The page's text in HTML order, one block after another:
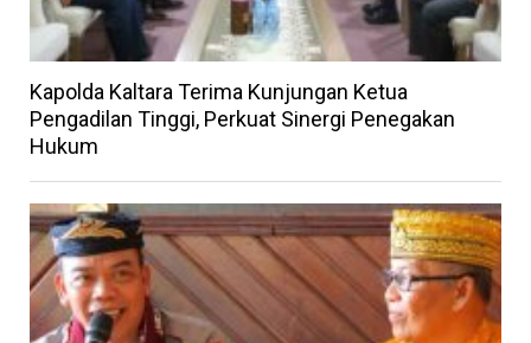
Kapolda Kaltara Terima Kunjungan Ketua
Pengadilan Tinggi, Perkuat Sinergi Penegakan
Hukum